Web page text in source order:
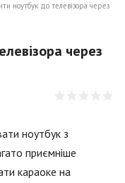
ноутбук до телевізора через
через
ноутбук з
приємніше
караоке на